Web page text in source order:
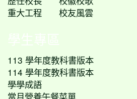
重大工程
校友風雲
學生專區
113 學年度教科書版本
114 學年度教科書版本
學學成語
當月營養午餐菜單